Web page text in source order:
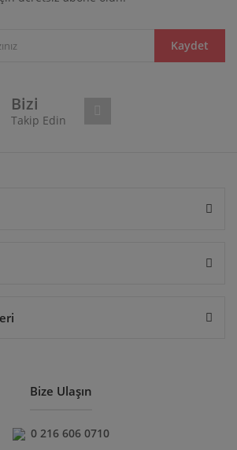
bozuk veya görüntülenemiyor.
hatalar bulunuyor.
Kaydet
Bizi
Takip Edin
Bize Ulaşın
0 216 606 0710